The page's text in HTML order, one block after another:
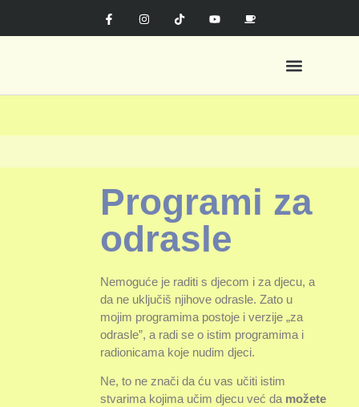
Programi za
odrasle
Nemoguće je raditi s djecom i za djecu, a
da ne uključiš njihove odrasle. Zato u
mojim programima postoje i verzije „za
odrasle”, a radi se o istim programima i
radionicama koje nudim djeci.
Ne, to ne znači da ću vas učiti istim
stvarima kojima učim djecu već da možete